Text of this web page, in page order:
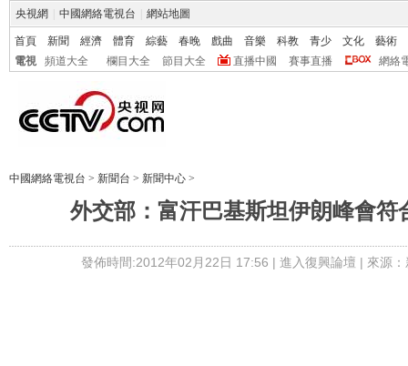
央視網 中國網絡電視台 網站地圖
首頁 新聞 經濟 體育 綜藝 春晚 戲曲 音樂 科教 青少 文化
藝術
電視
頻道大全 欄目大全 節目大全 直播中國 賽事直播 網絡
中國網絡電視台 > 新聞台 > 新聞中心 >
外交部：富汗巴基斯坦伊朗峰會符
發佈時間:2012年02月22日 17:56 | 進入復興論壇 | 來源